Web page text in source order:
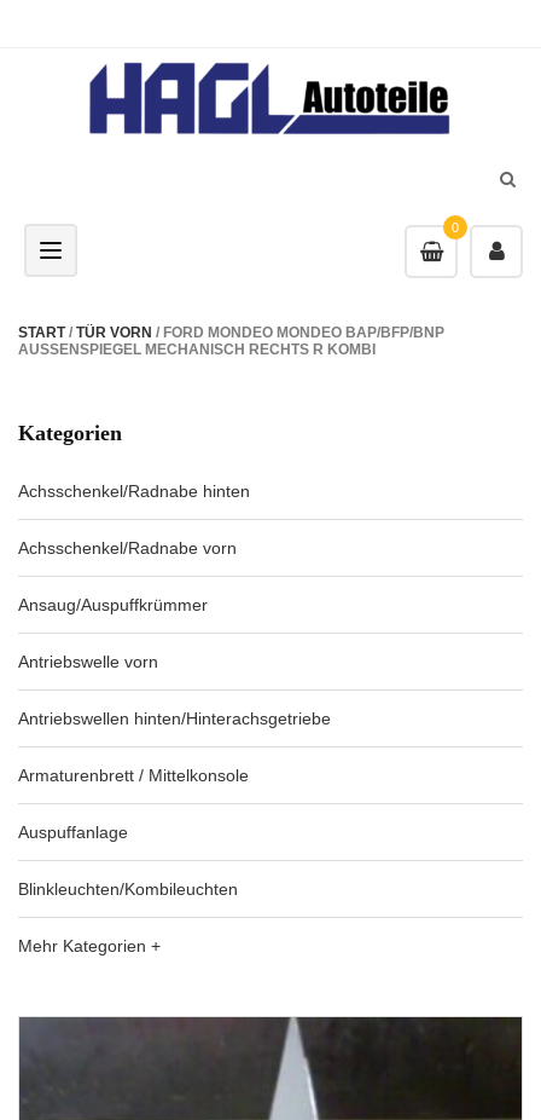
0
Toggle navigation
START/ TÜR VORN / FORD MONDEO MONDEO BAP/BFP/BNP
AUSSENSPIEGEL MECHANISCH RECHTS R KOMBI
Kategorien
Achsschenkel/Radnabe hinten
Achsschenkel/Radnabe vorn
Ansaug/Auspuffkrümmer
Antriebswelle vorn
Antriebswellen hinten/Hinterachsgetriebe
Armaturenbrett / Mittelkonsole
Auspuffanlage
Blinkleuchten/Kombileuchten
Mehr Kategorien +